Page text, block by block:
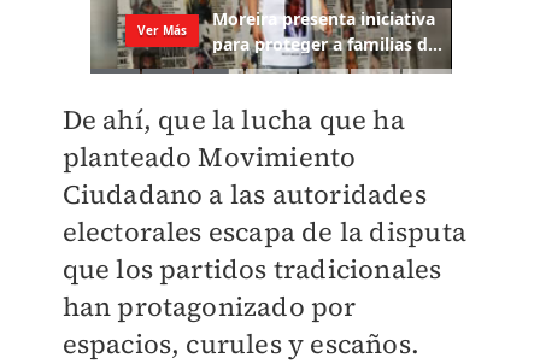
De ahí, que la lucha que ha
planteado Movimiento
Ciudadano a las autoridades
electorales escapa de la disputa
que los partidos tradicionales
han protagonizado por
espacios, curules y escaños.